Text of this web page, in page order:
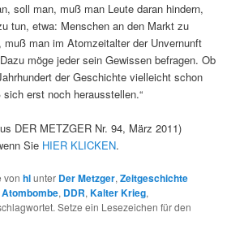
soll man, muß man Leute daran hindern,
tun, etwa: Menschen an den Markt zu
muß man im Atomzeitalter der Unvernunft
möge jeder sein Gewissen befragen. Ob
der Geschichte vielleicht schon
erst noch herausstellen.“
DER METZGER Nr. 94, März 2011)
Sie HIER KLICKEN.
vonhlunter Der Metzger,Zeitgeschichte
Atombombe, DDR,Kalter Krieg,
Setze ein Lesezeichen für den